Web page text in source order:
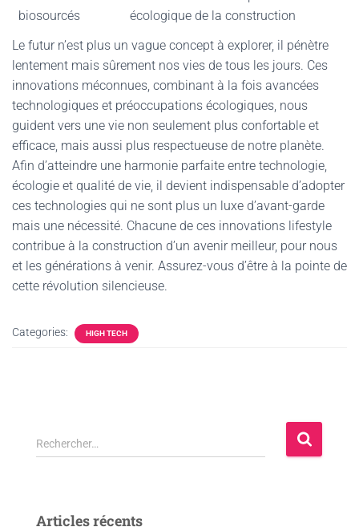
biosourcés
écologique de la construction
Le futur n’est plus un vague concept à explorer, il pénètre
lentement mais sûrement nos vies de tous les jours. Ces
innovations méconnues, combinant à la fois avancées
technologiques et préoccupations écologiques, nous
guident vers une vie non seulement plus confortable et
efficace, mais aussi plus respectueuse de notre planète.
Afin d’atteindre une harmonie parfaite entre technologie,
écologie et qualité de vie, il devient indispensable d’adopter
ces technologies qui ne sont plus un luxe d’avant-garde
mais une nécessité. Chacune de ces innovations lifestyle
contribue à la construction d’un avenir meilleur, pour nous
et les générations à venir. Assurez-vous d’être à la pointe de
cette révolution silencieuse.
Categories: HIGH TECH
Rechercher…
Articles récents